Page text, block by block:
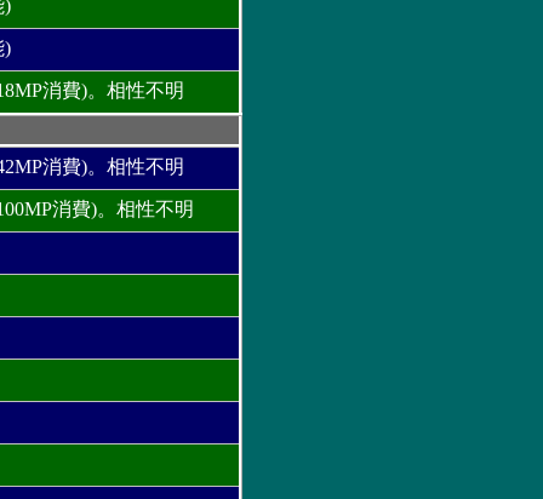
)
)
消費)。相性不明
消費)。相性不明
消費)。相性不明